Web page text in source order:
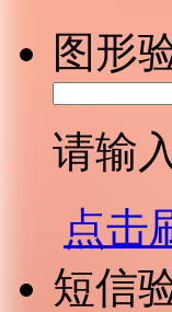
图形
请输
点击
短信